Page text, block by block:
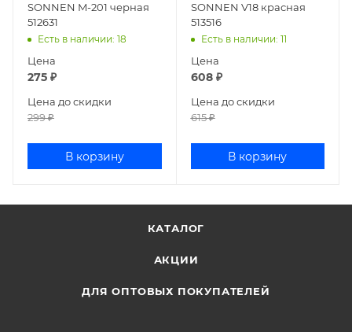
SONNEN M-201 черная
512631
Есть в наличии: 18
Цена
275 ₽
Цена до скидки
299₽
В корзину
SONNEN V18 красная
513516
Есть в наличии: 11
Цена
608₽
Цена до скидки
615₽
В корзину
КАТАЛОГ
АКЦИИ
ДЛЯ ОПТОВЫХ ПОКУПАТЕЛЕЙ